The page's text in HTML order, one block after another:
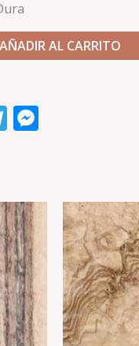
AÑADIR AL CARRITO
Telegram